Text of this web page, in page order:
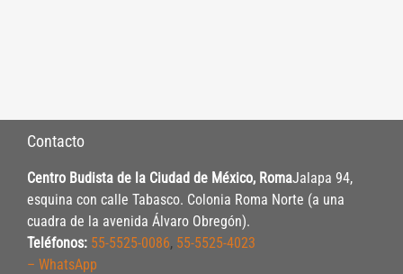
Contacto
Centro Budista de la Ciudad de México, RomaJalapa 94,
esquina con calle Tabasco. Colonia Roma Norte (a una
cuadra de la avenida Álvaro Obregón).
Teléfonos: 55-5525-0086, 55-5525-4023
– WhatsApp